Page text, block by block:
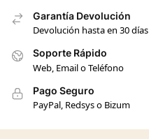
Garantía Devolución
Devolución hasta en 30 días
Soporte Rápido
Web, Email o Teléfono
Pago Seguro
PayPal, Redsys o Bizum